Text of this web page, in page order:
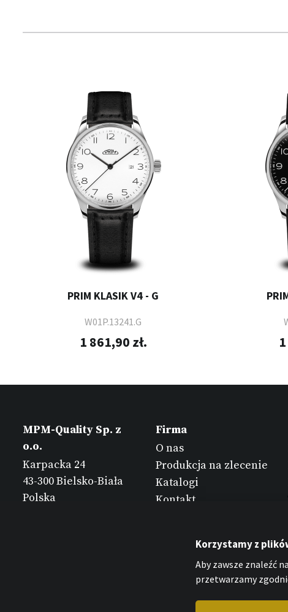
PRIM KLASIK V4 - G
W01P.13241.G
1 861,90 zł.
MPM-Quality Sp. z
o.o.
Karpacka 24
43-300 Bielsko-Biała
Polska
Firma
O nas
Produkcja na zlecenie
Katalogi
Kontakt
Korzystamy z
Aby zawsze znaleźć
przetwarzamy